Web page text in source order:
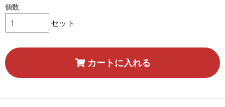
個数
セット
カートに入れる